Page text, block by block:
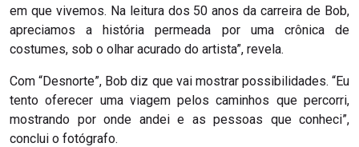
em que vivemos. Na leitura dos 50 anos da carreira de Bob,
apreciamos a história permeada por uma crônica de
costumes, sob o olhar acurado do artista”, revela.
Com “Desnorte”, Bob diz que vai mostrar possibilidades. “Eu
tento oferecer uma viagem pelos caminhos que percorri,
mostrando por onde andei e as pessoas que conheci”,
conclui o fotógrafo.